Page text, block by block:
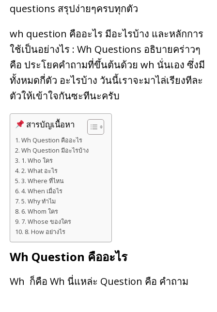
questions สรุปง่ายๆครบทุกตัว
wh question คืออะไร มีอะไรบ้าง และหลักการ
ใช้เป็นอย่างไร : Wh Questions อธิบายคร่าวๆ
คือ ประโยคคำถามที่ขึ้นต้นด้วย wh นั่นเอง ซึ่งมี
ทั้งหมดกี่ตัว อะไรบ้าง วันนี้เราจะมาไล่เรียงทีละ
ตัวให้เข้าใจกันซะทีนะครับ
สารบัญเนื้อหา
Wh Question คืออะไร
Wh Question มีอะไรบ้าง
1. Who ใคร
2. What อะไร
3. Where ที่ไหน
4. When เมื่อไร
5. Why ทำไม
6. Whom ใคร
7. Whose ของใคร
8. How อย่างไร
Wh Question คืออะไร
Wh ก็คือ Wh นี่แหล่ะ Question คือ คำถาม